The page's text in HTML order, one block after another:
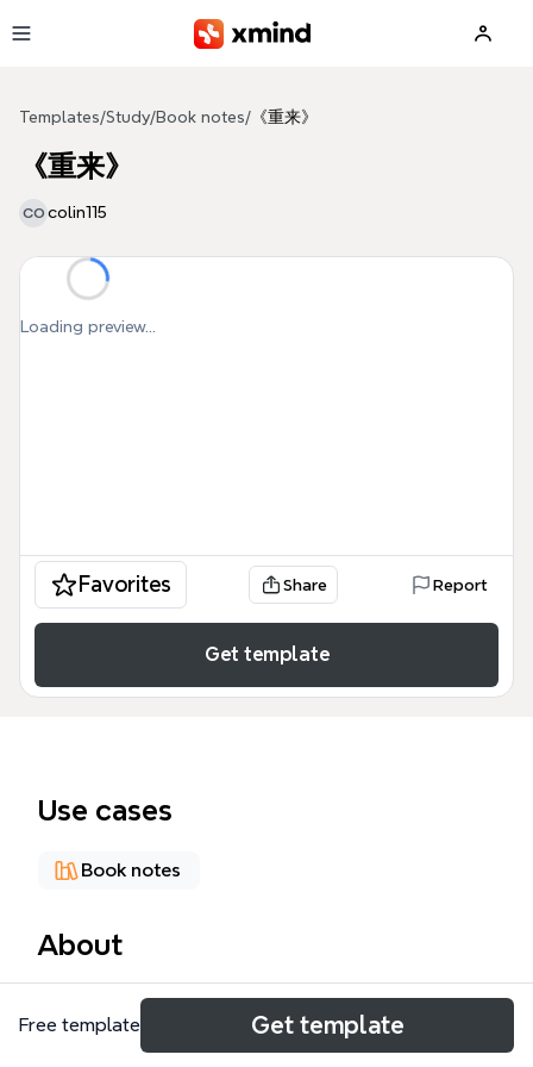
Templates/Study/Book notes/ 《重来》
《重来》
CO colin115
Loading preview...
Favorites Share Report
Get template
Use cases
Book notes
About
《重来》思维导图模板基于同名商业书籍，提炼了66
个关键节点，覆盖人生目的、大方向、公司管理、任务
分解、时间管理和速战速决六大核心主题。模板以"在
Free template Get template